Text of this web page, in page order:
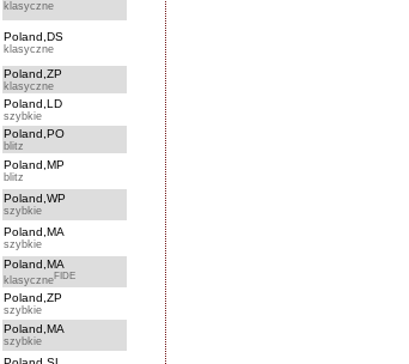
klasyczne
Poland,DS
klasyczne
Poland,ZP
klasyczne
Poland,LD
szybkie
Poland,PO
blitz
Poland,MP
blitz
Poland,WP
szybkie
Poland,MA
szybkie
Poland,MA
klasyczneFIDE
Poland,ZP
szybkie
Poland,MA
szybkie